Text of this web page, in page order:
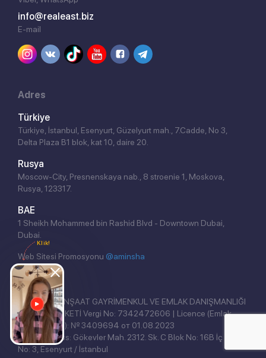
info@realeast.biz
E-mail
Adres
Türkiye
Türkiye, İstanbul, Esenyurt, Güzelyurt mah., 7.Cadde, No 3,
Delta Plaza B1 blok, kat 10, daire 20.
Rusya
Moscow-City, Presnenskaya nab., 8 stroenie 1, Moskova,
Rusya, 123317.
BAE
1 Sheikh Mohammed bin Rashid Blvd - Downtown Dubai,
Dubai.
Web Sitesi Promosyonu @aminsha
REAL EAST İNŞAAT GAYRİMENKUL VE EMLAK DANIŞMANLIĞI
ANONİM ŞİRKETİ Vergi No: 7342472606 | Licence (Emlak
Yetki Belgesi): № 3409694 от 01.08.2023
Legal address: Gökevler Mah. 2312. Sk. C Blok No: 16B İç Kapı
No: 3, Esenyurt / İstanbul
Klik!